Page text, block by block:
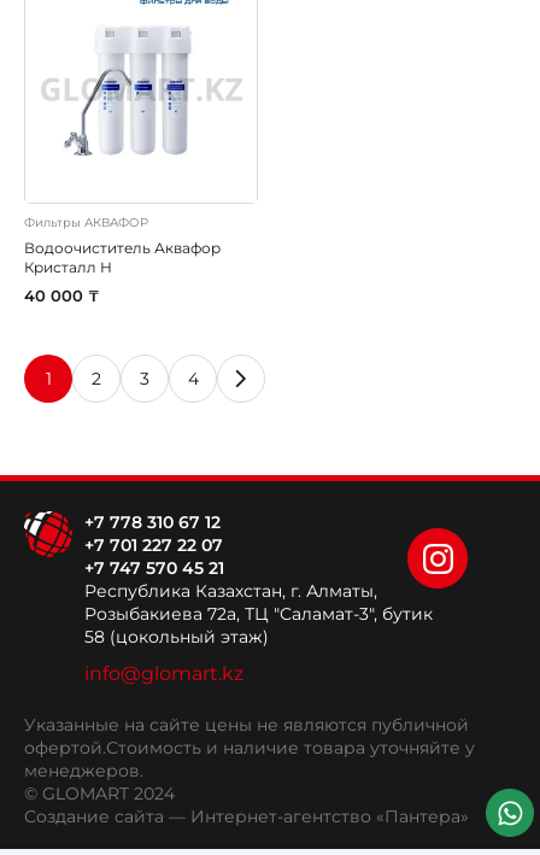
Фильтры АКВАФОР
Водоочиститель Аквафор
Кристалл Н
40 000 ₸
1 2 3 4
+7 778 310 67 12
+7 701 227 22 07
+7 747 570 45 21
Республика Казахстан, г. Алматы,
Розыбакиева 72а, ТЦ "Саламат-3", бутик
58 (цокольный этаж)
info@glomart.kz
Указанные на сайте цены не являются публичной
офертой.Стоимость и наличие товара уточняйте у
менеджеров.
© GLOMART 2024
Создание сайта — Интернет-агентство «Пантера»